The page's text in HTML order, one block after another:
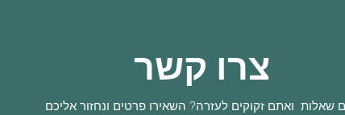
צרו קשר
שאלות ואתם זקוקים לעזרה? השאירו פרטים ונחזור אליכם